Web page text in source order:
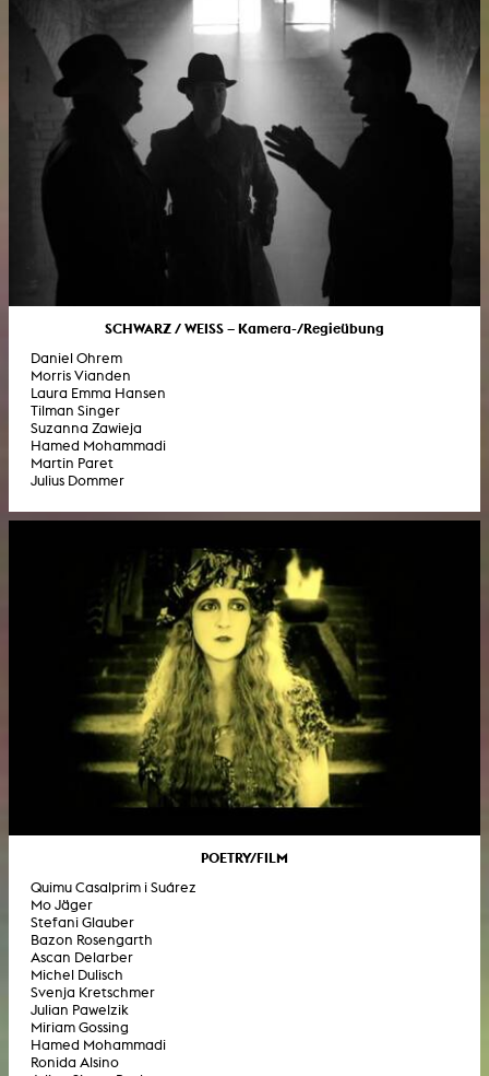
SCHWARZ / WEISS – Kamera-/Regieübung
Daniel Ohrem
Morris Vianden
Laura Emma Hansen
Tilman Singer
Suzanna Zawieja
Hamed Mohammadi
Martin Paret
Julius Dommer
POETRY/FILM
Quimu Casalprim i Suárez
Mo Jäger
Stefani Glauber
Bazon Rosengarth
Ascan Delarber
Michel Dulisch
Svenja Kretschmer
Julian Pawelzik
Miriam Gossing
Hamed Mohammadi
Ronida Alsino